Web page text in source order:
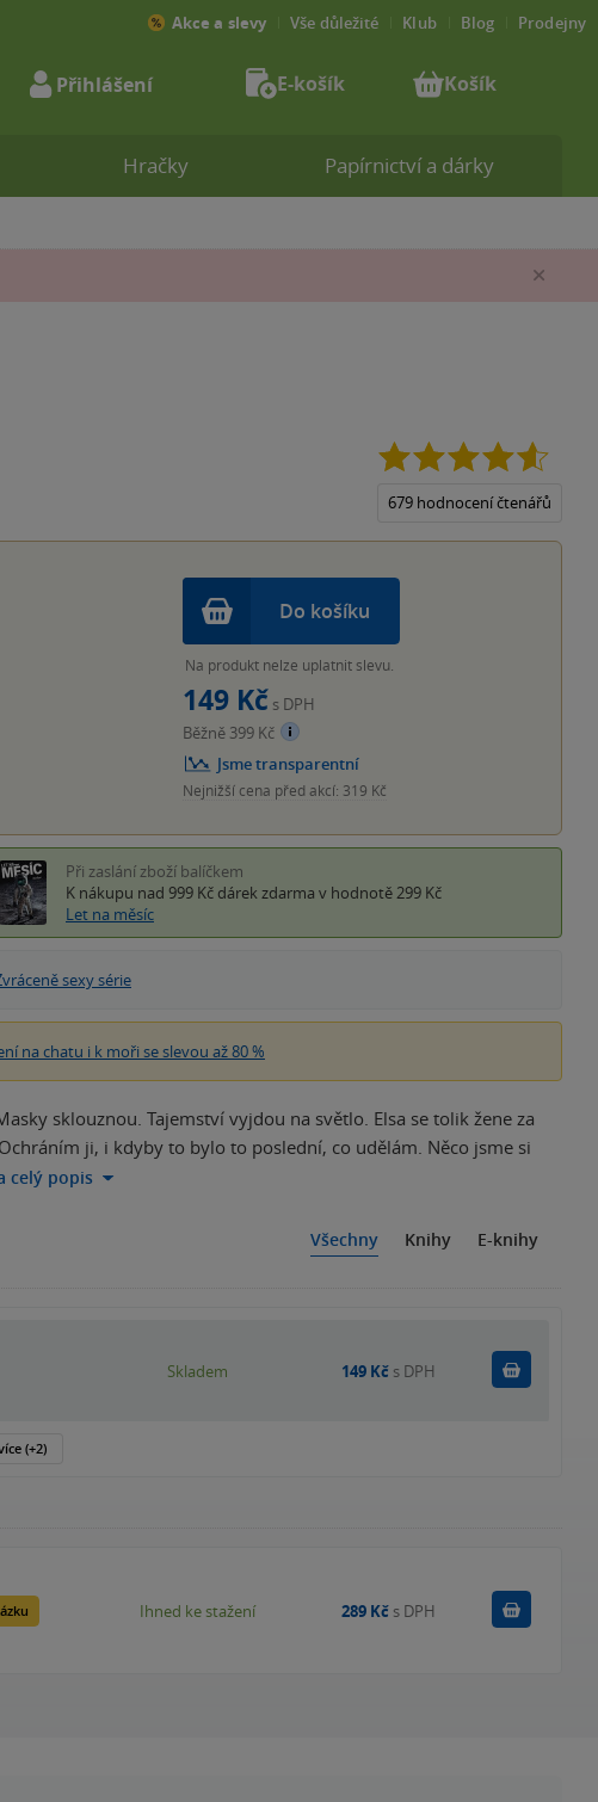
5
679 hodnocení čtenářů
Do košíku
Na produkt nelze uplatnit slevu.
149 Kč s DPH
Běžně 399 Kč
Jsme transparentní
Nejnižší cena před akcí: 319 Kč
Při zaslání zboží balíčkem
K nákupu nad 999 Kč dárek zdarma v hodnotě 299 Kč
Let na měsíc
sexy série
na chatu i k moři se slevou až 80 %
sklouznou. Tajemství vyjdou na světlo. Elsa se tolik žene za
ji, i kdyby to bylo to poslední, co udělám. Něco jsme si
celý popis
Všechny Knihy E-knihy
Skladem 149 Kč s DPH
(+2)
Ihned ke stažení 289 Kč s DPH Koupit
Hračky Papírnictví a dárky
Akce a slevy Vše důležité Klub Blog Prodejny
Přihlášení E-košík Košík